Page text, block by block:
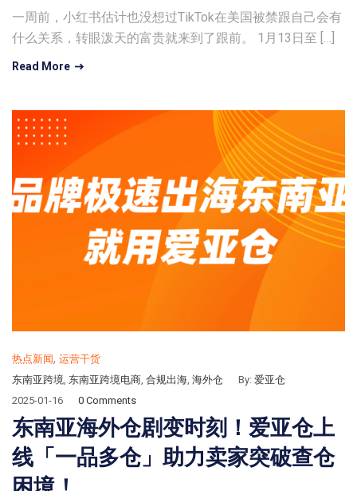
一周前，小红书估计也没想过TikTok在美国被禁跟自己会有
什么关系，转眼泼天的富贵就来到了跟前。 1月13日至 […]
Read More
热点新闻, 运营干货
东南亚跨境, 东南亚跨境电商, 合规出海, 海外仓 By: 爱亚仓
2025-01-16
0 Comments
东南亚海外仓剧变时刻！爱亚仓上
线「一品多仓」助力卖家突破查仓